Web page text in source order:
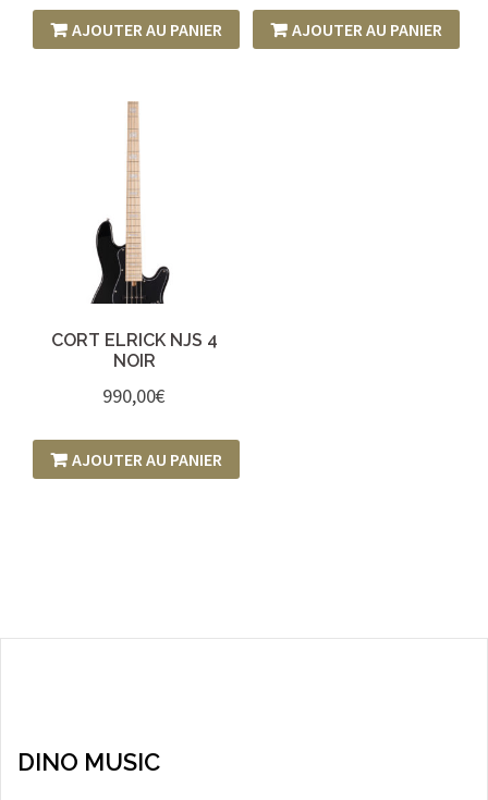
AJOUTER AU PANIER AJOUTER AU PANIER
CORT ELRICK NJS 4
NOIR
990,00€
AJOUTER AU PANIER
DINO MUSIC